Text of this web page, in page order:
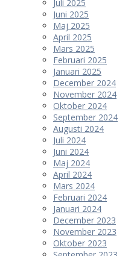
Juli 2025
Juni 2025
Maj 2025
April 2025
Mars 2025
Februari 2025
Januari 2025
December 2024
November 2024
Oktober 2024
September 2024
Augusti 2024
Juli 2024
Juni 2024
Maj 2024
April 2024
Mars 2024
Februari 2024
Januari 2024
December 2023
November 2023
Oktober 2023